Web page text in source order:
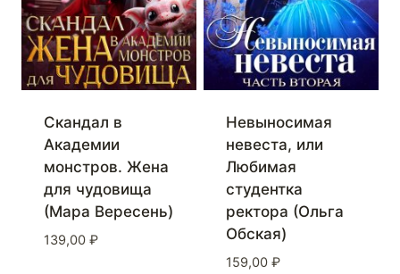
Скандал в
Академии
монстров. Жена
для чудовища
(Мара Вересень)
139,00 ₽
Невыносимая
невеста, или
Любимая
студентка
ректора (Ольга
Обская)
159,00 ₽